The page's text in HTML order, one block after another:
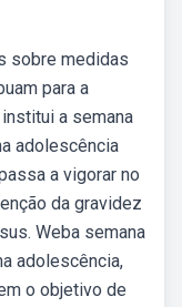
sobre medidas
para a
a semana
adolescência
a vigorar no
da gravidez
Weba semana
adolescência,
o objetivo de